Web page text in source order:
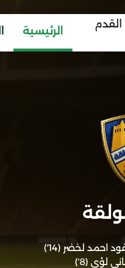
القدم
الرئيسية
احمد لخضر (14')
لؤي (8')